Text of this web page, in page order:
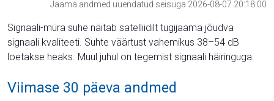
Jaama andmed uuendatud seisuga 2026-08-07 20:18:00
Signaali-müra suhe näitab satelliidilt tugijaama jõudva
signaali kvaliteeti. Suhte väärtust vahemikus 38–54 dB
loetakse heaks. Muul juhul on tegemist signaali häiringuga.
Viimase 30 päeva andmed